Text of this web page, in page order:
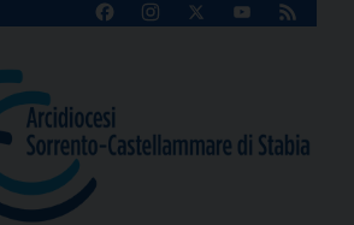
FacebookInstagram
X
YouTube
Feed